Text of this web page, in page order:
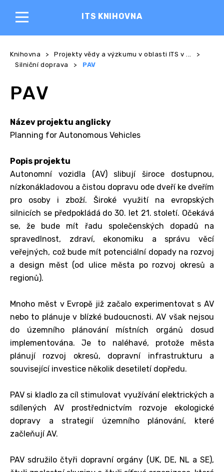
ITS KNIHOVNA
Knihovna > Projekty vědy a výzkumu v oblasti ITS v ...
>
Silniční doprava
> PAV
PAV
Název projektu anglicky
Planning for Autonomous Vehicles
Popis projektu
Autonomní vozidla (AV) slibují široce dostupnou,
nízkonákladovou a čistou dopravu ode dveří ke dveřím
pro osoby i zboží. Široké využití na evropských
silnicích se předpokládá do 30. let 21. století. Očekává
se, že bude mít řadu společenských dopadů na
spravedlnost, zdraví, ekonomiku a správu věcí
veřejných, což bude mít potenciální dopady na rozvoj
a design měst (od ulice města po rozvoj okresů a
regionů).
Mnoho měst v Evropě již začalo experimentovat s AV
nebo to plánuje v blízké budoucnosti. AV však nejsou
do územního plánování místních orgánů dosud
implementována. Je to naléhavé, protože města
plánují rozvoj okresů, dopravní infrastrukturu a
související investice několik desetiletí dopředu.
PAV si kladlo za cíl stimulovat využívání elektrických a
sdílených AV prostřednictvím rozvoje ekologické
dopravy a strategií územního plánování, které
začleňují AV.
PAV sdružilo čtyři dopravní orgány (UK, DE, NL a SE),